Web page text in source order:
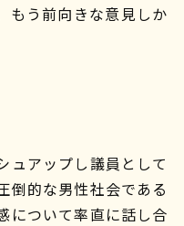
もう前向きな意見しか
ュアップし議員として
倒的な男性社会である
について率直に話し合